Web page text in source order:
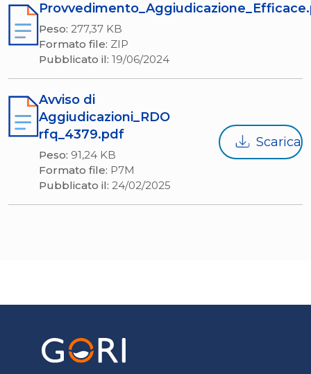
Peso: 277,37 KB
Formato file: ZIP
Pubblicato il: 19/06/2024
Avviso di
Aggiudicazioni_RDO
rfq_4379.pdf
Peso: 91,24 KB
Formato file: P7M
Pubblicato il: 24/02/2025
Scarica